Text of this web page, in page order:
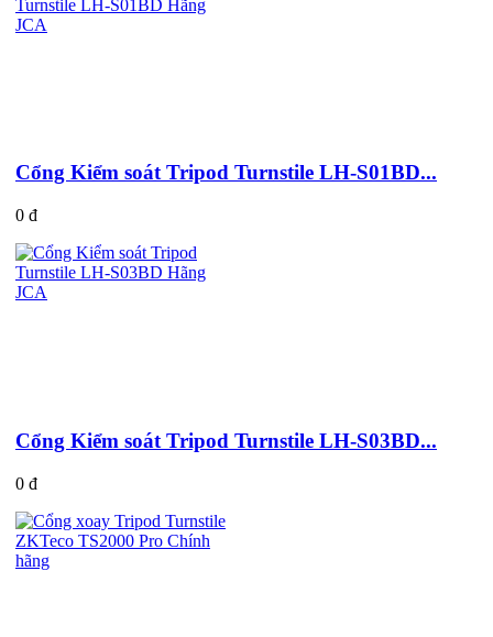
Cổng Kiểm soát Tripod Turnstile LH-S01BD...
0 đ
Cổng Kiểm soát Tripod Turnstile LH-S03BD...
0 đ